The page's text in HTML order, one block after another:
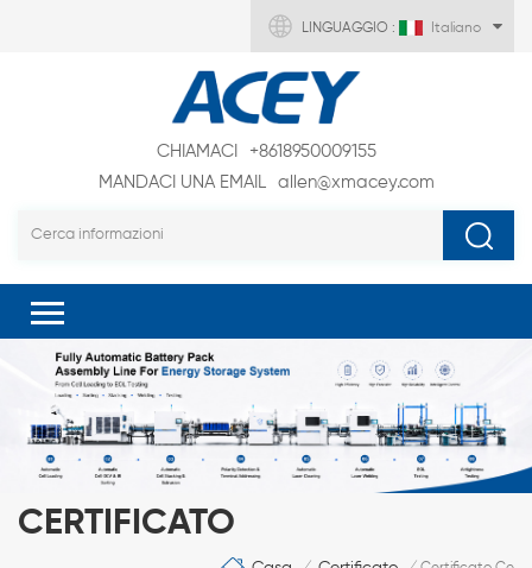
LINGUAGGIO : Italiano
CHIAMACI
+8618950009155
MANDACI UNA EMAIL
allen@xmacey.com
CERTIFICATO